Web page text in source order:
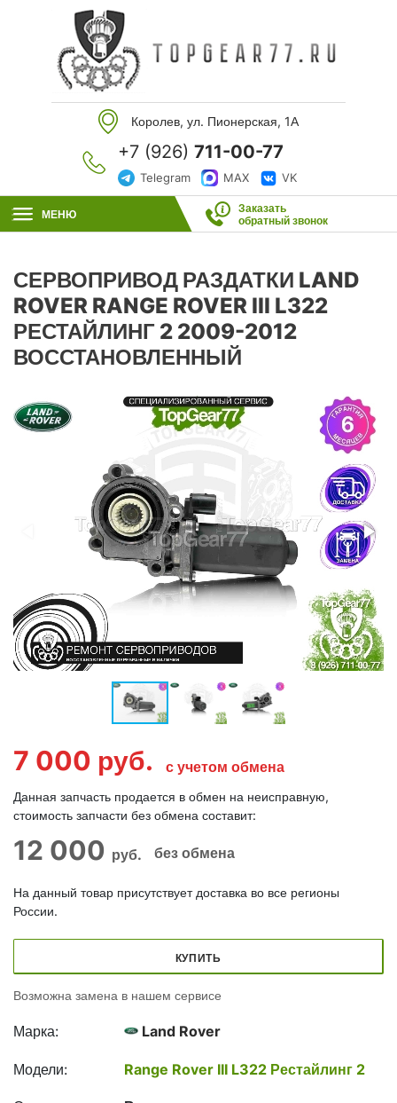
Королев, ул. Пионерская, 1А
+7 (926) 711-00-77
Telegram MAX VK
МЕНЮ
Заказать
обратный звонок
СЕРВОПРИВОД РАЗДАТКИ LAND
ROVER RANGE ROVER III L322
РЕСТАЙЛИНГ 2 2009-2012
ВОССТАНОВЛЕННЫЙ
7 000 руб. с учетом обмена
Данная запчасть продается в обмен на неисправную,
стоимость запчасти без обмена составит:
12 000 руб. без обмена
На данный товар присутствует доставка во все регионы
России.
КУПИТЬ
Возможна замена в нашем сервисе
Марка: Land Rover
Модели: Range Rover III L322 Рестайлинг 2